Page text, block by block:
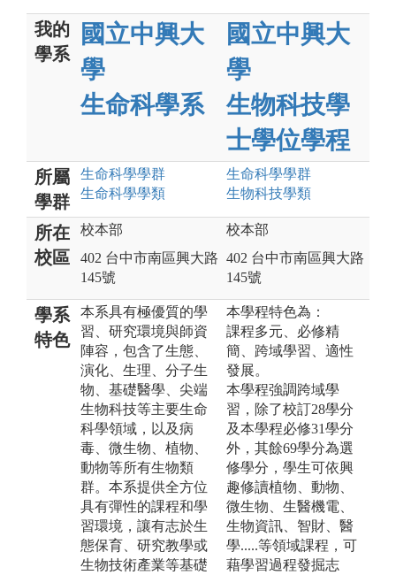
我的
學系
國立中興大
學
生命科學系
國立中興大
學
生物科技學
士學位學程
所屬
學群
生命科學學群
生命科學學類
生命科學學群
生物科技學類
所在
校區
校本部
402 台中市南區興大路
145號
校本部
402 台中市南區興大路
145號
學系
特色
本系具有極優質的學
習、研究環境與師資
陣容，包含了生態、
演化、生理、分子生
物、基礎醫學、尖端
生物科技等主要生命
科學領域，以及病
毒、微生物、植物、
動物等所有生物類
群。本系提供全方位
具有彈性的課程和學
習環境，讓有志於生
態保育、研究教學或
生物技術產業等基礎
本學程特色為：
課程多元、必修精
簡、跨域學習、適性
發展。
本學程強調跨域學
習，除了校訂28學分
及本學程必修31學分
外，其餘69學分為選
修學分，學生可依興
趣修讀植物、動物、
微生物、生醫機電、
生物資訊、智財、醫
學.....等領域課程，可
藉學習過程發掘志